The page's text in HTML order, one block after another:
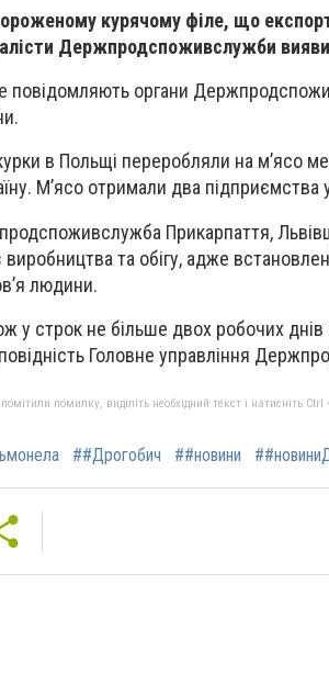
курячому філе, що
Держпродспоживслужби
повідомляють органи
в Польщі переробляли на м’ясо
М’ясо отримали два підприємства
Прикарпаття,
виробництва та обігу, адже
людини.
у строк не більше двох робочих
Головне управління
помилку, виділіть необхідний текст і натисніть
##Дрогобич ##новини